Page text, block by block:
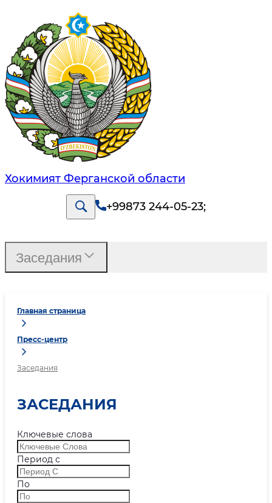
Хокимият Ферганской области
+99873 244-05-23;
Главная страница
Пресс-центр
Заседания
ЗАСЕДАНИЯ
Ключевые слова
Период с
По
Заседания